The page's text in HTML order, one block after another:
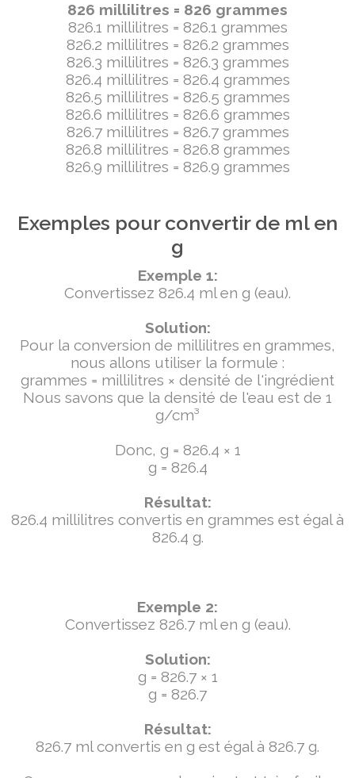
826 millilitres = 826 grammes
826.1 millilitres = 826.1 grammes
826.2 millilitres = 826.2 grammes
826.3 millilitres = 826.3 grammes
826.4 millilitres = 826.4 grammes
826.5 millilitres = 826.5 grammes
826.6 millilitres = 826.6 grammes
826.7 millilitres = 826.7 grammes
826.8 millilitres = 826.8 grammes
826.9 millilitres = 826.9 grammes
Exemples pour convertir de ml en
g
Exemple 1:
Convertissez 826.4 ml en g (eau).
Solution:
Pour la conversion de millilitres en grammes,
nous allons utiliser la formule :
grammes = millilitres × densité de l'ingrédient
Nous savons que la densité de l'eau est de 1
g/cm³
Donc, g = 826.4 × 1
g = 826.4
Résultat:
826.4 millilitres convertis en grammes est égal à
826.4 g.
Exemple 2:
Convertissez 826.7 ml en g (eau).
Solution:
g = 826.7 × 1
g = 826.7
Résultat:
826.7 ml convertis en g est égal à 826.7 g.